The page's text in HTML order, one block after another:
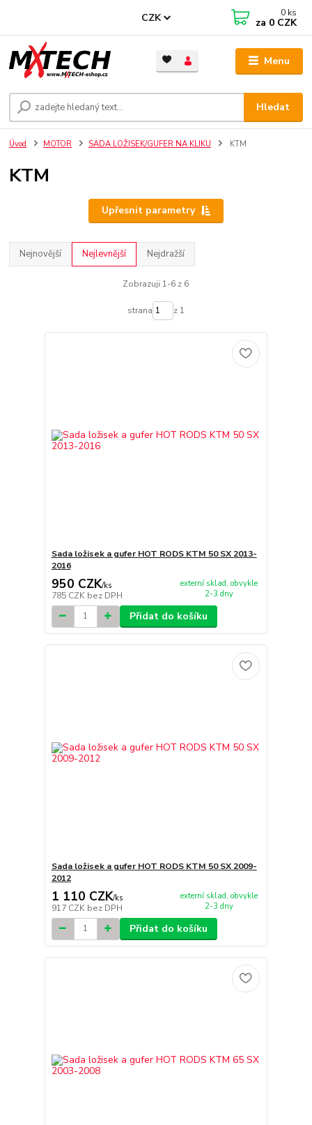
Menu
CZK
Hledat
0 ks
za 0 CZK
Úvod MOTOR SADA LOŽISEK/GUFER NA KLIKU KTM
KTM
Upřesnit parametry
Nejnovější Nejlevnější Nejdražší
Zobrazuji 1-6 z 6
strana z 1
Sada ložisek a gufer HOT RODS KTM 50 SX 2013-
2016
950 CZK/ks
785 CZK bez DPH
externí sklad, obvykle
2-3 dny
Přidat do košíku
Sada ložisek a gufer HOT RODS KTM 50 SX 2009-
2012
1 110 CZK/ks
917 CZK bez DPH
externí sklad, obvykle
2-3 dny
Přidat do košíku